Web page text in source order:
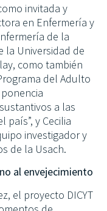
invitada y
en Enfermería y
de la
la Universidad de
como también
del Adulto
a las
país”, y Cecilia
investigador y
de la Usach.
al envejecimiento
el proyecto DICYT